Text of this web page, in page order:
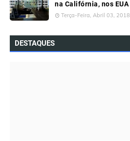
na Califórnia, nos EUA
Terça-Feira, Abril 03, 2018
DESTAQUES